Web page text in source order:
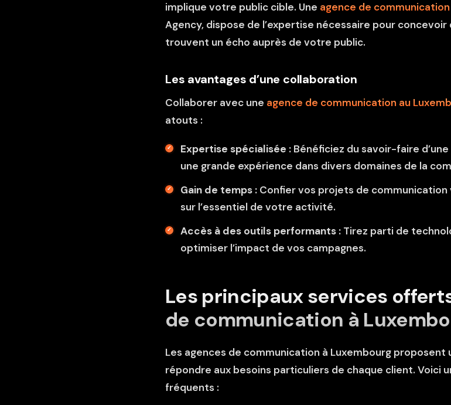
implique votre public cible. Une agence de
Agency, dispose de l’expertise nécessaire pour
trouvent un écho auprès de votre public.
Les avantages d’une collaboration
Collaborer avec une agence de communication au
atouts :
Expertise spécialisée : Bénéficiez du savoir-faire
une grande expérience dans divers domaines de la
Gain de temps : Confier vos projets de
sur l’essentiel de votre activité.
Accès à des outils performants : Tirez parti de
optimiser l’impact de vos campagnes.
Les principaux services
de communication à
Les agences de communication à Luxembourg
répondre aux besoins particuliers de chaque client. Voici
fréquents :